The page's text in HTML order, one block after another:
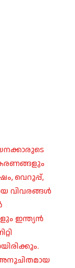
വെറുപ്പ്,
വിവരങ്ങൾ
ഇന്ത്യൻ